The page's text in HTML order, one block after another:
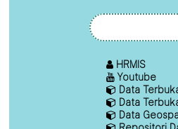
HRMIS
Youtube
Data
Data
Data